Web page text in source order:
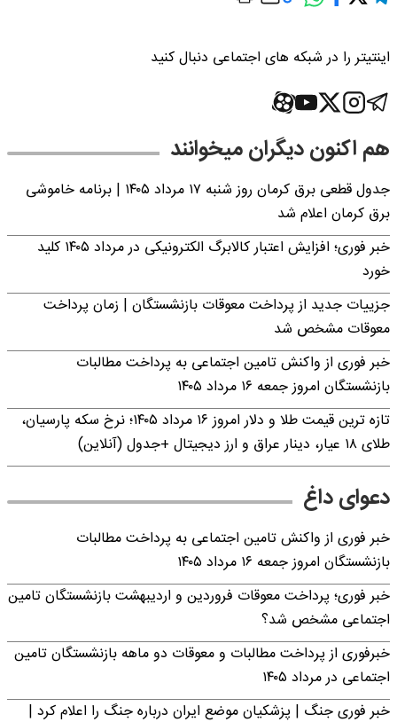
اینتیتر را در شبکه های اجتماعی دنبال کنید
هم اکنون دیگران میخوانند
جدول قطعی برق کرمان روز شنبه ۱۷ مرداد ۱۴۰۵ | برنامه خاموشی
برق کرمان اعلام شد
خبر فوری؛ افزایش اعتبار کالابرگ الکترونیکی در مرداد ۱۴۰۵ کلید
خورد
جزییات جدید از پرداخت معوقات بازنشستگان | زمان پرداخت
معوقات مشخص شد
خبر فوری از واکنش تامین اجتماعی به پرداخت مطالبات
بازنشستگان امروز جمعه ۱۶ مرداد ۱۴۰۵
تازه ترین قیمت طلا و دلار امروز ۱۶ مرداد ۱۴۰۵؛ نرخ سکه پارسیان،
طلای ۱۸ عیار، دینار عراق و ارز دیجیتال +جدول (آنلاین)
دعوای داغ
خبر فوری از واکنش تامین اجتماعی به پرداخت مطالبات
بازنشستگان امروز جمعه ۱۶ مرداد ۱۴۰۵
خبر فوری؛ پرداخت معوقات فروردین و اردیبهشت بازنشستگان تامین
اجتماعی مشخص شد؟
خبرفوری از پرداخت مطالبات و معوقات دو ماهه بازنشستگان تامین
اجتماعی در مرداد ۱۴۰۵
خبر فوری جنگ | پزشکیان موضع ایران درباره جنگ را اعلام کرد |